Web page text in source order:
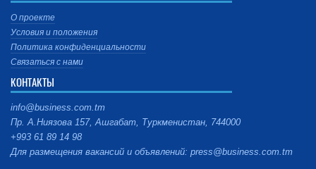
О проекте
Условия и положения
Политика конфиденциальности
Связаться с нами
КОНТАКТЫ
info@business.com.tm
Пр. А.Ниязова 157, Ашгабат, Туркменистан, 744000
+993 61 89 14 98
Для размещения вакансий и объявлений: press@business.com.tm